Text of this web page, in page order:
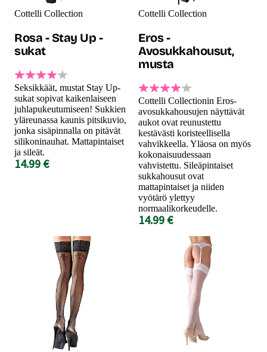
Cottelli Collection
Rosa - Stay Up -
sukat
Seksikkäät, mustat Stay Up-
sukat sopivat kaikenlaiseen
juhlapukeutumiseen! Sukkien
yläreunassa kaunis pitsikuvio,
jonka sisäpinnalla on pitävät
silikoninauhat. Mattapintaiset
ja sileät.
14.99 €
Cottelli Collection
Eros -
Avosukkahousut,
musta
Cottelli Collectionin Eros-
avosukkahousujen näyttävät
aukot ovat reunustettu
kestävästi koristeellisella
vahvikkeella. Yläosa on myös
kokonaisuudessaan
vahvistettu. Sileäpintaiset
sukkahousut ovat
mattapintaiset ja niiden
vyötärö ylettyy
normaalikorkeudelle.
14.99 €